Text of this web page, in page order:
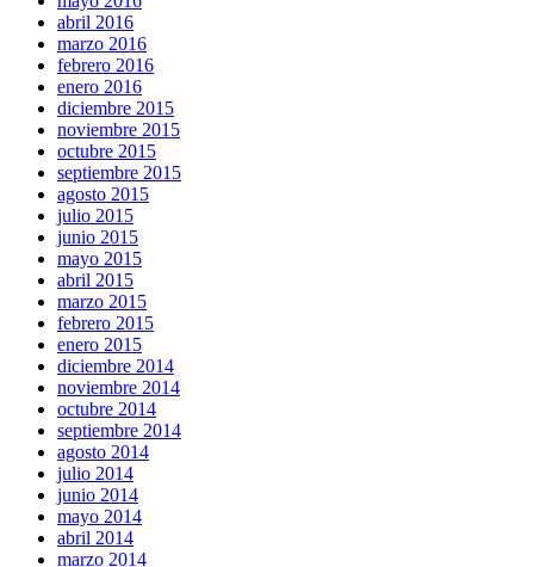
abril 2016
marzo 2016
febrero 2016
enero 2016
diciembre 2015
noviembre 2015
octubre 2015
septiembre 2015
agosto 2015
julio 2015
junio 2015
mayo 2015
abril 2015
marzo 2015
febrero 2015
enero 2015
diciembre 2014
noviembre 2014
octubre 2014
septiembre 2014
agosto 2014
julio 2014
junio 2014
mayo 2014
abril 2014
marzo 2014